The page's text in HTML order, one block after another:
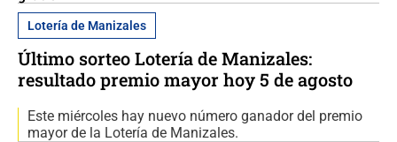
Lotería de Manizales
Último sorteo Lotería de Manizales:
resultado premio mayor hoy 5 de agosto
Este miércoles hay nuevo número ganador del premio
mayor de la Lotería de Manizales.